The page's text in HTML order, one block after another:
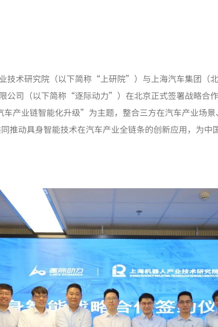
技术研究院（以下简称“上研院”）与上海汽车集团（
公司（以下简称“逐际动力”）在北京正式签署战略合
产业链智能化升级”为主题，整合三方在汽车产业场景
推动具身智能技术在汽车产业全链条的创新应用，为中